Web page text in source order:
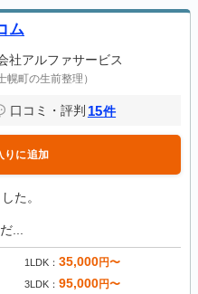
ム
社アルファサービス
幌町の生前整理）
口コミ・評判 15件
りに追加
た。
...
1LDK 35,000円〜
3LDK 95,000円〜